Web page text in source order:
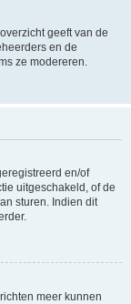
geeft van de
en de
ze modereren.
en/of
uitgeschakeld, of de
sturen. Indien dit
meer kunnen